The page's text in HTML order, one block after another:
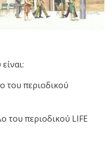
περιοδικού
περιοδικού LIFE